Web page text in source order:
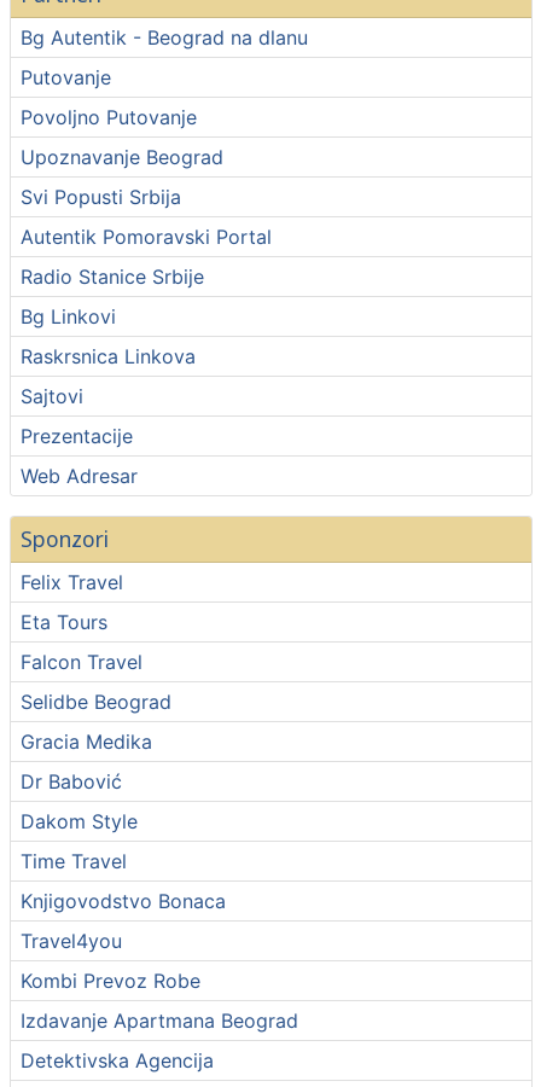
Bg Autentik - Beograd na dlanu
Putovanje
Povoljno Putovanje
Upoznavanje Beograd
Svi Popusti Srbija
Autentik Pomoravski Portal
Radio Stanice Srbije
Bg Linkovi
Raskrsnica Linkova
Sajtovi
Prezentacije
Web Adresar
Sponzori
Felix Travel
Eta Tours
Falcon Travel
Selidbe Beograd
Gracia Medika
Dr Babović
Dakom Style
Time Travel
Knjigovodstvo Bonaca
Travel4you
Kombi Prevoz Robe
Izdavanje Apartmana Beograd
Detektivska Agencija